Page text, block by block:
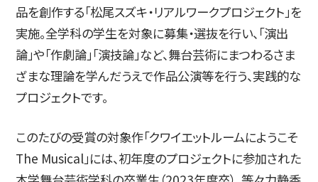
品を創作する「松尾スズキ・リアルワークプロジェクト」を
実施。全学科の学生を対象に募集・選抜を行い、「演出
論」や「作劇論」「演技論」など、舞台芸術にまつわるさま
ざまな理論を学んだうえで作品公演等を行う、実践的な
プロジェクトです。
このたびの受賞の対象作「クワイエットルームにようこそ
The Musical」には、初年度のプロジェクトに参加された